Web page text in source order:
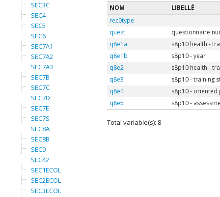
SEC3C
SEC4
SEC5
SEC6
SEC7A1
SEC7A2
SEC7A3
SEC7B
SEC7C
SEC7D
SEC7E
SEC7S
SEC8A
SEC8B
SEC9
SEC42
SEC1ECOL
SEC2ECOL
SEC3ECOL
NOM
LIBELLÉ
rec0type
quest
questionnaire
q8e1a
s8p10 health -
q8e1b
s8p10 - year
q8e2
s8p10 health -
q8e3
s8p10 - training
q8e4
s8p10 - oriented
q8e5
s8p10 -
Total variable(s): 8